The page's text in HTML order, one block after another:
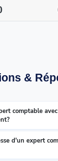
&
comptable
d'un expert